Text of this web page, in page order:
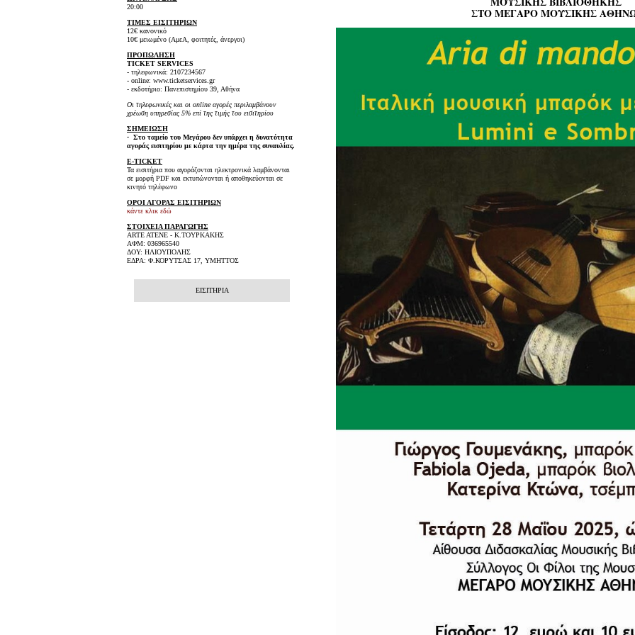
ΣΤΟ ΜΕΓΑΡΟ ΜΟΥΣΙΚΗΣ
20:00
ΤΙΜΕΣ ΕΙΣΙΤΗΡΙΩΝ
12€ κανονικό
10€ μειωμένο (ΑμεΑ, φοιτητές, άνεργοι)
ΠΡΟΠΩΛΗΣΗ
TICKET SERVICES
- τηλεφωνικά: 2107234567
- online: www.ticketservices.gr
- εκδοτήριο: Πανεπιστημίου 39, Αθήνα
Οι τηλεφωνικές και οι online αγορές περιλαμβάνουν
χρέωση υπηρεσίας 5% επί της τιμής του εισιτηρίου
ΣΗΜΕΙΩΣΗ
- Στο ταμείο του Μεγάρου δεν υπάρχει η δυνατότητα
αγοράς εισιτηρίου με κάρτα την ημέρα της συναυλίας.
E-TICKET
Τα εισιτήρια που αγοράζονται ηλεκτρονικά λαμβάνονται
σε μορφή PDF και εκτυπώνονται ή αποθηκεύονται σε
κινητό τηλέφωνο
ΟΡΟΙ ΑΓΟΡΑΣ ΕΙΣΙΤΗΡΙΩΝ
κάντε κλικ εδώ
ΣΤΟΙΧΕΙΑ ΠΑΡΑΓΩΓΗΣ
ARTE ATENE - Κ.ΤΟΥΡΚΑΚΗΣ
ΑΦΜ: 036965540
ΔΟΥ: ΗΛΙΟΥΠΟΛΗΣ
ΕΔΡΑ: Φ.ΚΟΡΥΤΣΑΣ 17, ΥΜΗΤΤΟΣ
ΕΙΣΙΤΗΡΙΑ